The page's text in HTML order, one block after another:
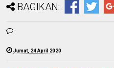
BAGIKAN:
Jumat, 24 April 2020